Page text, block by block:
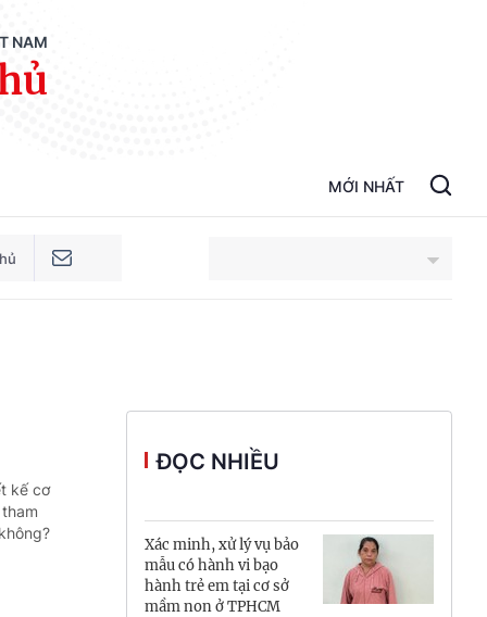
NAM
MỚI NHẤT
Cần Thơ
Điện Biên
kế cơ
ĐỌC NHIỀU
Xác minh, xử lý vụ bảo
mẫu có hành vi bạo
hành trẻ em tại cơ sở
mầm non ở TPHCM